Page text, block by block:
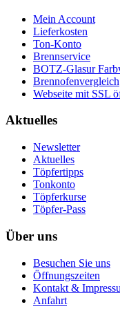
Mein Account
Lieferkosten
Ton-Konto
Brennservice
BOTZ-Glasur
Brennofenvergleich
Webseite mit SSL
Aktuelles
Newsletter
Aktuelles
Töpfertipps
Tonkonto
Töpferkurse
Töpfer-Pass
Über uns
Besuchen Sie uns
Öffnungszeiten
Kontakt &
Anfahrt